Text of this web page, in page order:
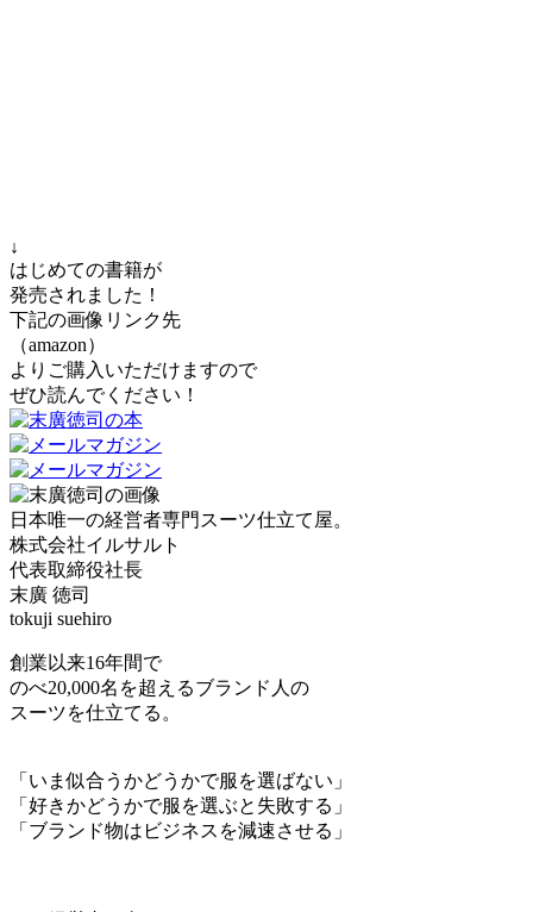
↓
はじめての書籍が
発売されました！
下記の画像リンク先
（amazon）
よりご購入いただけますので
ぜひ読んでください！
日本唯一の経営者専門スーツ仕立て屋。
株式会社イルサルト
代表取締役社長
末廣 徳司
tokuji suehiro
創業以来16年間で
のべ20,000名を超えるブランド人の
スーツを仕立てる。
「いま似合うかどうかで服を選ばない」
「好きかどうかで服を選ぶと失敗する」
「ブランド物はビジネスを減速させる」